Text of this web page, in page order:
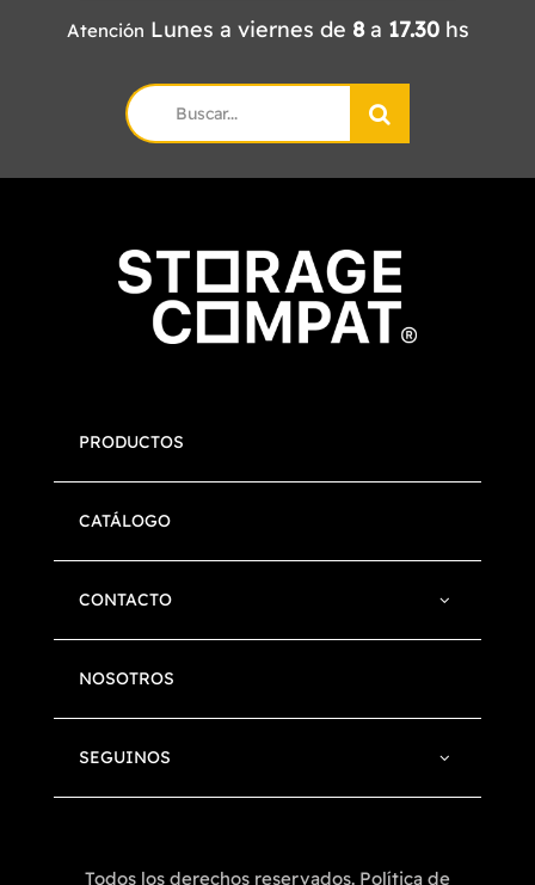
Atención Lunes a viernes de 8a 17.30hs
Search
for:
PRODUCTOS
CATÁLOGO
CONTACTO
NOSOTROS
SEGUINOS
Todos los derechos reservados. Política de